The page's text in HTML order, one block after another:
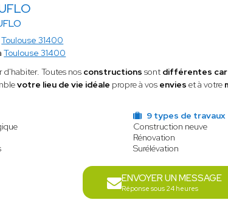
Toulouse 31400
Toulouse 31400
d'habiter. Toutes nos constructionssont différentes car
votre lieu de vie idéale propre à vos envieset à votre
9 types de travaux
Construction neuve
Rénovation
Surélévation
ENVOYER UN MESSAGE
Réponse sous 24 heures